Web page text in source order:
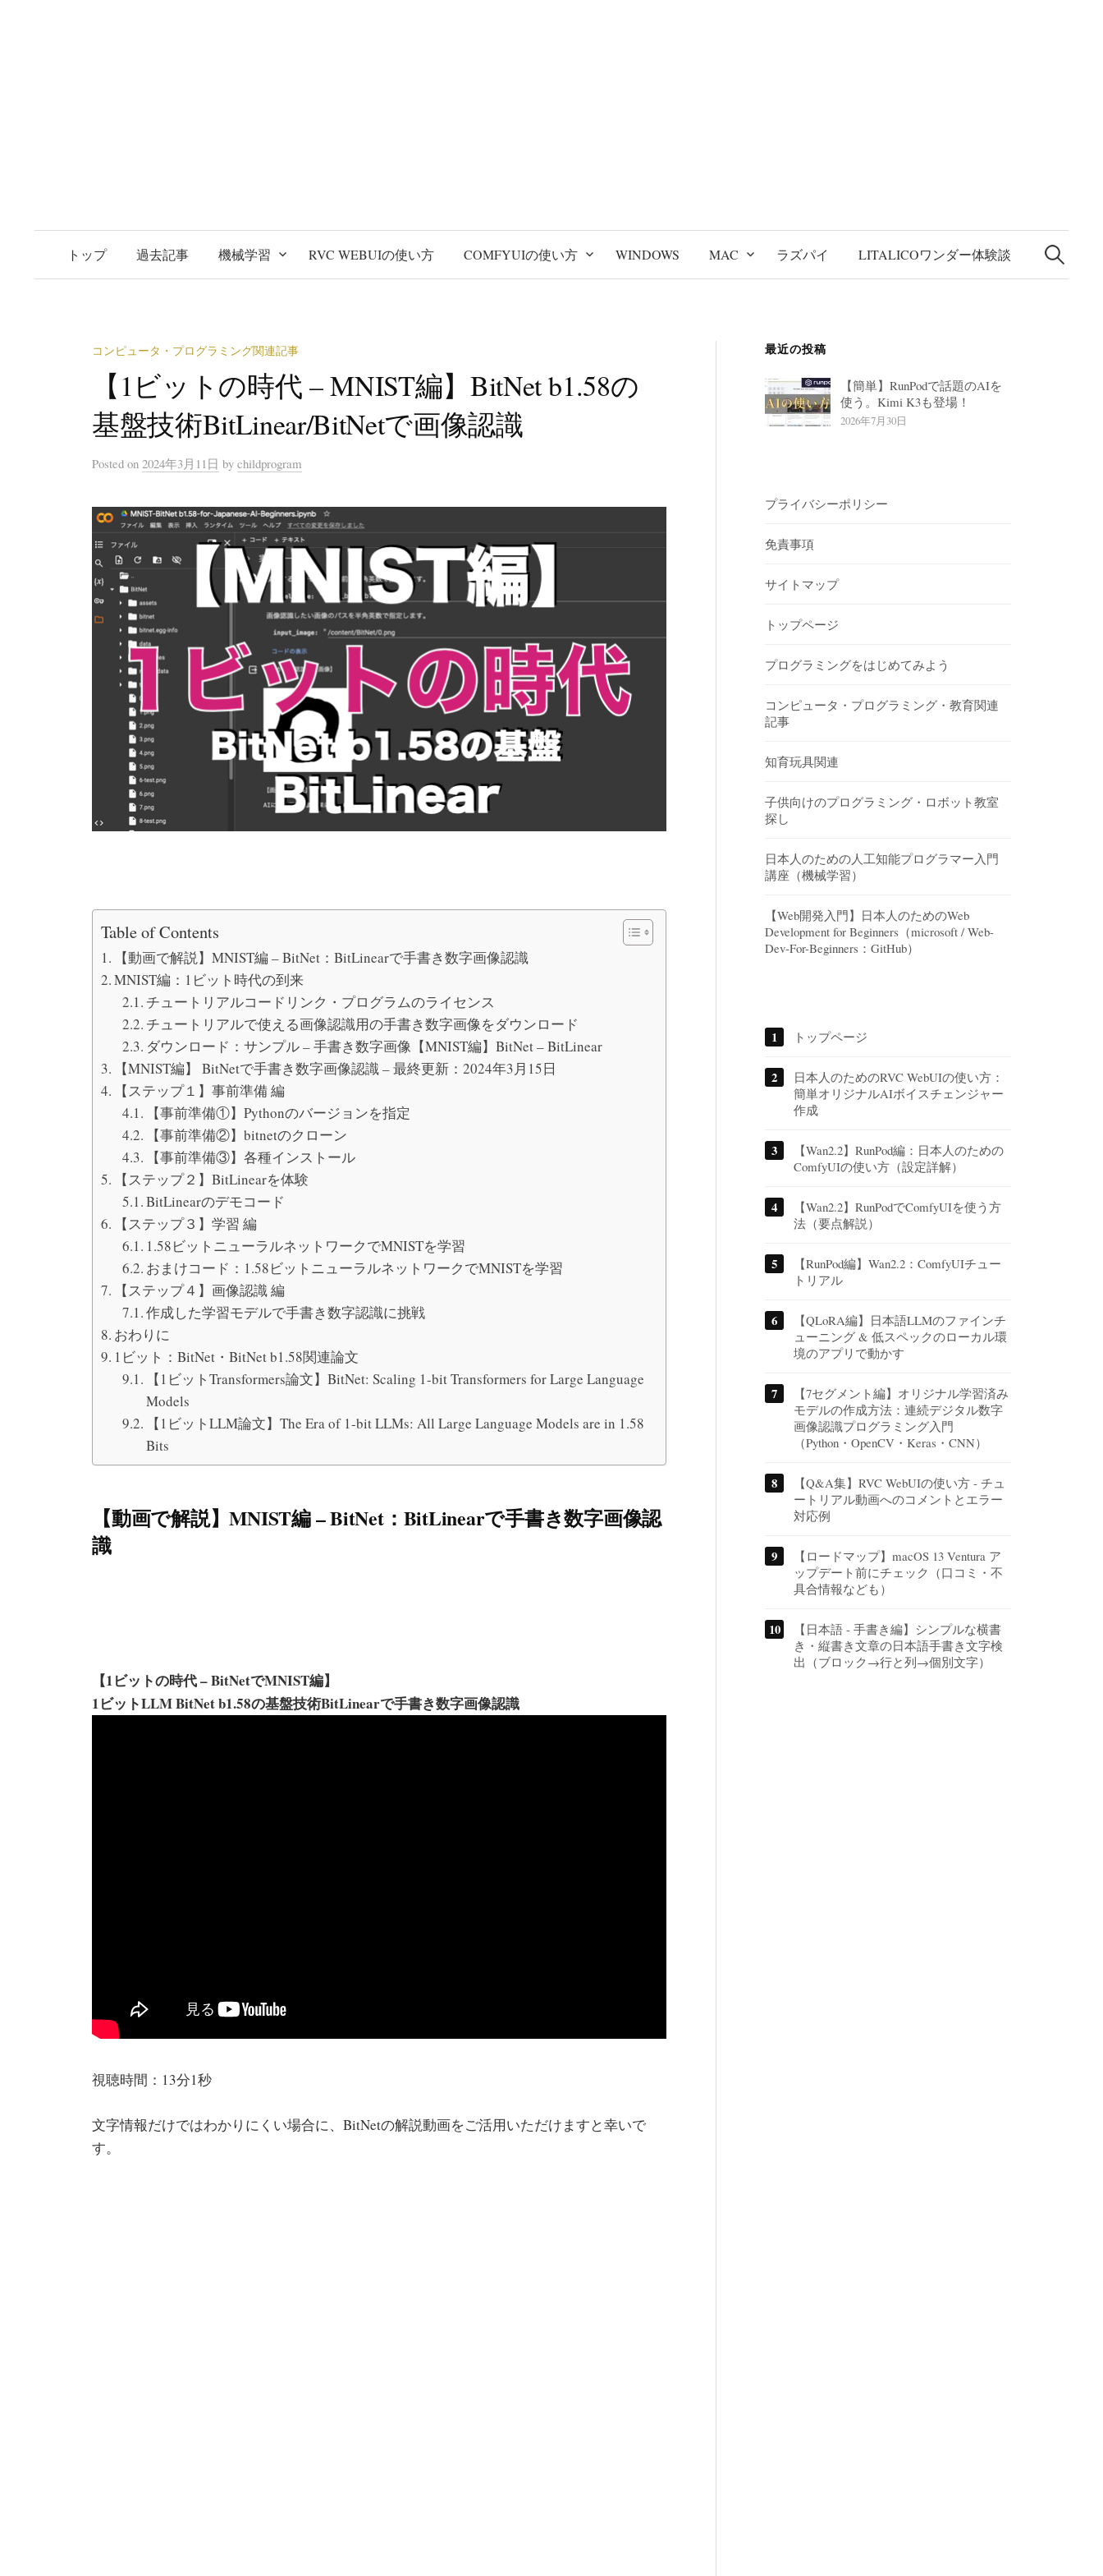
トップ 過去記事 機械学習 RVC WEBUIの使い方 COMFYUIの使い方 WINDOWS MAC ラズパイ LITALICOワンダー体験談
検
索:
コンピュータ・プログラミング関連記事
【1ビットの時代 – MNIST編】BitNet b1.58の
基盤技術BitLinear/BitNetで画像認識
Posted on 2024年3月11日 by childprogram
Table of Contents
【動画で解説】MNIST編 – BitNet：BitLinearで手書き数字画像認識
MNIST編：1ビット時代の到来
チュートリアルコードリンク・プログラムのライセンス
チュートリアルで使える画像認識用の手書き数字画像をダウンロード
ダウンロード：サンプル – 手書き数字画像【MNIST編】BitNet – BitLinear
【MNIST編】 BitNetで手書き数字画像認識 – 最終更新：2024年3月15日
【ステップ１】事前準備 編
【事前準備①】Pythonのバージョンを指定
【事前準備②】bitnetのクローン
【事前準備③】各種インストール
【ステップ２】BitLinearを体験
BitLinearのデモコード
【ステップ３】学習 編
1.58ビットニューラルネットワークでMNISTを学習
おまけコード：1.58ビットニューラルネットワークでMNISTを学習
【ステップ４】画像認識 編
作成した学習モデルで手書き数字認識に挑戦
おわりに
1ビット：BitNet・BitNet b1.58関連論文
【1ビットTransformers論文】BitNet: Scaling 1-bit Transformers for Large Language
Models
【1ビットLLM論文】The Era of 1-bit LLMs: All Large Language Models are in 1.58
Bits
【動画で解説】MNIST編 – BitNet：BitLinearで手書き数字画像認
識
【1ビットの時代 – BitNetでMNIST編】
1ビットLLM BitNet b1.58の基盤技術BitLinearで手書き数字画像認識
視聴時間：13分1秒
文字情報だけではわかりにくい場合に、BitNetの解説動画をご活用いただけますと幸いで
す。
最近の投稿
【簡単】RunPodで話題のAIを
使う。Kimi K3も登場！
2026年7月30日
プライバシーポリシー
免責事項
サイトマップ
トップページ
プログラミングをはじめてみよう
コンピュータ・プログラミング・教育関連
記事
知育玩具関連
子供向けのプログラミング・ロボット教室
探し
日本人のための人工知能プログラマー入門
講座（機械学習）
【Web開発入門】日本人のためのWeb
Development for Beginners（microsoft / Web-
Dev-For-Beginners：GitHub）
トップページ
日本人のためのRVC WebUIの使い方：
簡単オリジナルAIボイスチェンジャー
作成
【Wan2.2】RunPod編：日本人のための
ComfyUIの使い方（設定詳解）
【Wan2.2】RunPodでComfyUIを使う方
法（要点解説）
【RunPod編】Wan2.2：ComfyUIチュー
トリアル
【QLoRA編】日本語LLMのファインチ
ューニング & 低スペックのローカル環
境のアプリで動かす
【7セグメント編】オリジナル学習済み
モデルの作成方法：連続デジタル数字
画像認識プログラミング入門
（Python・OpenCV・Keras・CNN）
【Q&A集】RVC WebUIの使い方 - チュ
ートリアル動画へのコメントとエラー
対応例
【ロードマップ】macOS 13 Ventura ア
ップデート前にチェック（口コミ・不
具合情報なども）
【日本語 - 手書き編】シンプルな横書
き・縦書き文章の日本語手書き文字検
出（ブロック→行と列→個別文字）